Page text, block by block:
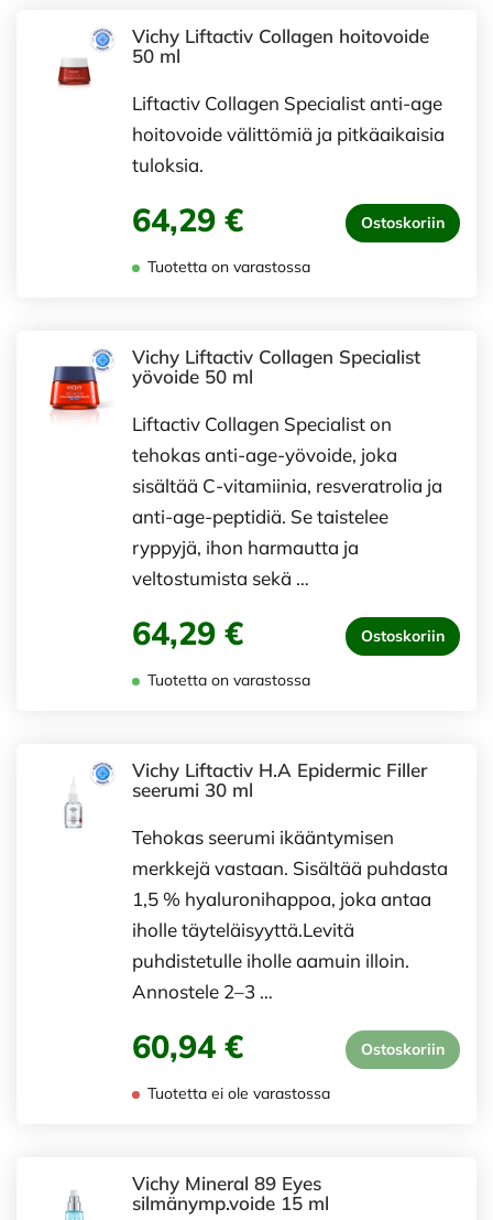
Vichy Liftactiv Collagen hoitovoide
50 ml
Liftactiv Collagen Specialist anti-age
hoitovoide välittömiä ja pitkäaikaisia
tuloksia.
64,29 € Ostoskoriin
Tuotetta on varastossa
Vichy Liftactiv Collagen Specialist
yövoide 50 ml
Liftactiv Collagen Specialist on
tehokas anti-age-yövoide, joka
sisältää C-vitamiinia, resveratrolia ja
anti-age-peptidiä. Se taistelee
ryppyjä, ihon harmautta ja
veltostumista sekä …
64,29 € Ostoskoriin
Tuotetta on varastossa
Vichy Liftactiv H.A Epidermic Filler
seerumi 30 ml
Tehokas seerumi ikääntymisen
merkkejä vastaan. Sisältää puhdasta
1,5 % hyaluronihappoa, joka antaa
iholle täyteläisyyttä.Levitä
puhdistetulle iholle aamuin illoin.
Annostele 2–3 …
60,94 € Ostoskoriin
Tuotetta ei ole varastossa
Vichy Mineral 89 Eyes
silmänymp.voide 15 ml